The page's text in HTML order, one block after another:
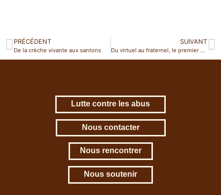
PRÉCÉDENT
De la crèche vivante aux santons
SUIVANT
Du virtuel au fraternel, le premier café Zoom de la province !
Lutte contre les abus
Nous contacter
Nous rencontrer
Nous soutenir